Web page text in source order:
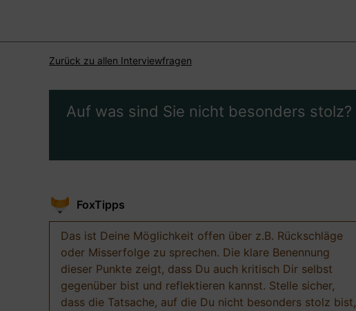
Zurück zu allen Interviewfragen
Auf was sind Sie nicht besonders stolz?
FoxTipps
Das ist Deine Möglichkeit offen über z.B. Rückschläge
oder Misserfolge zu sprechen. Die klare Benennung
dieser Punkte zeigt, dass Du auch kritisch Dir selbst
gegenüber bist und reflektieren kannst. Stelle sicher,
dass die Tatsache, auf die Du nicht besonders stolz bist,